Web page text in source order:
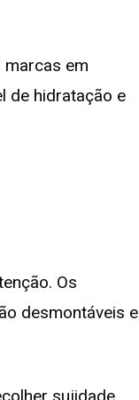
em
de hidratação e
Os
desmontáveis e
sujidade